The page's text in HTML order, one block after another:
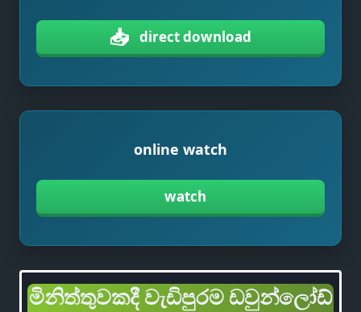
📥 direct download
online watch
watch
මිනිත්තුවකදී වැඩිපුරම ඩවුන්ලෝඩ්